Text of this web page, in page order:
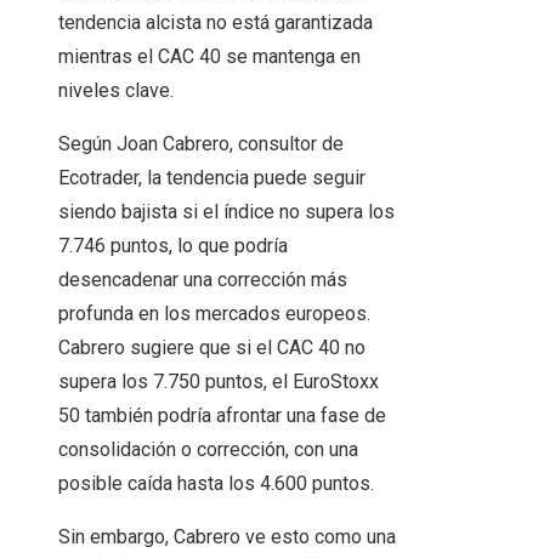
tendencia alcista no está garantizada
mientras el CAC 40 se mantenga en
niveles clave.
Según Joan Cabrero, consultor de
Ecotrader, la tendencia puede seguir
siendo bajista si el índice no supera los
7.746 puntos, lo que podría
desencadenar una corrección más
profunda en los mercados europeos.
Cabrero sugiere que si el CAC 40 no
supera los 7.750 puntos, el EuroStoxx
50 también podría afrontar una fase de
consolidación o corrección, con una
posible caída hasta los 4.600 puntos.
Sin embargo, Cabrero ve esto como una